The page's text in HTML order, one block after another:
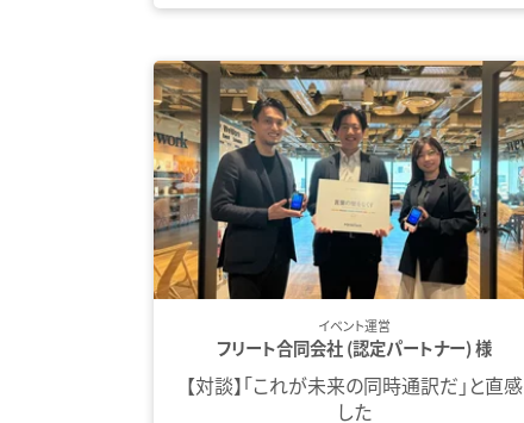
イベント運営
フリート合同会社 (認定パートナー) 様
【対談】「これが未来の同時通訳だ」と直感
した